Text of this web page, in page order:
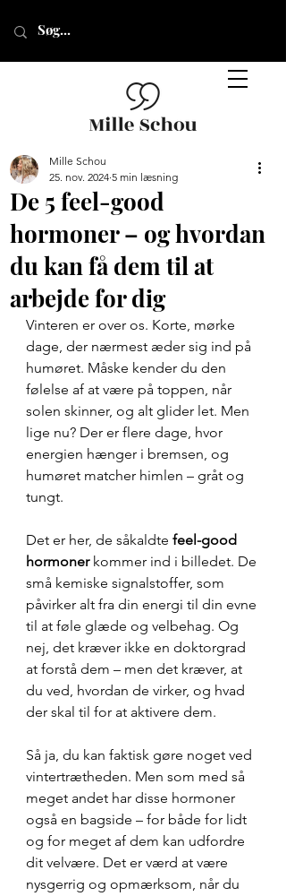
De 5 feel-good
hormoner – og hvordan
du kan få dem til at
arbejde for dig
Mille Schou
25. nov. 2024 5 min læsning
Vinteren er over os. Korte, mørke
dage, der nærmest æder sig ind på
humøret. Måske kender du den
følelse af at være på toppen, når
solen skinner, og alt glider let. Men
lige nu? Der er flere dage, hvor
energien hænger i bremsen, og
humøret matcher himlen – gråt og
tungt.
Det er her, de såkaldte feel-good
hormoner kommer ind i billedet. De
små kemiske signalstoffer, som
påvirker alt fra din energi til din evne
til at føle glæde og velbehag. Og
nej, det kræver ikke en doktorgrad
at forstå dem – men det kræver, at
du ved, hvordan de virker, og hvad
der skal til for at aktivere dem.
Så ja, du kan faktisk gøre noget ved
vintertrætheden. Men som med så
meget andet har disse hormoner
også en bagside – for både for lidt
og for meget af dem kan udfordre
dit velvære. Det er værd at være
nysgerrig og opmærksom, når du